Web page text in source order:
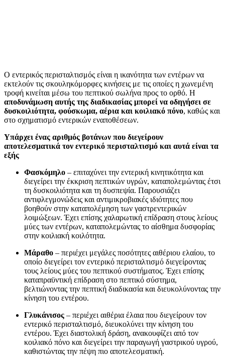
Ο εντερικός περισταλτισμός είναι η ικανότητα των εντέρων να
εκτελούν τις σκουληκόμορφες κινήσεις με τις οποίες η χωνεμένη
τροφή κινείται μέσω του πεπτικού σωλήνα προς το ορθό. Η
αποδυνάμωση αυτής της διαδικασίας μπορεί να οδηγήσει σε
δυσκοιλιότητα, φούσκωμα, αέρια και κοιλιακό πόνο, καθώς και
στο σχηματισμό εντερικών εναποθέσεων.
Υπάρχει ένας αριθμός βοτάνων που διεγείρουν
αποτελεσματικά τον εντερικό περισταλτισμό και αυτά είναι τα
εξής
Φασκόμηλο – επιταχύνει την εντερική κινητικότητα και
διεγείρει την έκκριση πεπτικών υγρών, καταπολεμώντας έτσι
τη δυσκοιλιότητα και τη δυσπεψία. Παρουσιάζει
αντιφλεγμονώδεις και αντιμικροβιακές ιδιότητες που
βοηθούν στην καταπολέμηση των γαστρεντερικών
λοιμώξεων. Έχει επίσης χαλαρωτική επίδραση στους λείους
μύες των εντέρων, καταπολεμώντας το αίσθημα δυσφορίας
στην κοιλιακή κοιλότητα.
Μάραθο – περιέχει μεγάλες ποσότητες αιθέριου ελαίου, το
οποίο διεγείρει τον εντερικό περισταλτισμό διεγείροντας
τους λείους μύες του πεπτικού συστήματος. Έχει επίσης
καταπραϋντική επίδραση στο πεπτικό σύστημα,
βελτιώνοντας την πεπτική διαδικασία και διευκολύνοντας την
κίνηση του εντέρου.
Γλυκάνισος – περιέχει αιθέρια έλαια που διεγείρουν τον
εντερικό περισταλτισμό, διευκολύνει την κίνηση του
εντέρου. Έχει διαστολική δράση, ανακουφίζει από τον
κοιλιακό πόνο και διεγείρει την παραγωγή γαστρικού υγρού,
καθιστώντας την πέψη πιο αποτελεσματική.